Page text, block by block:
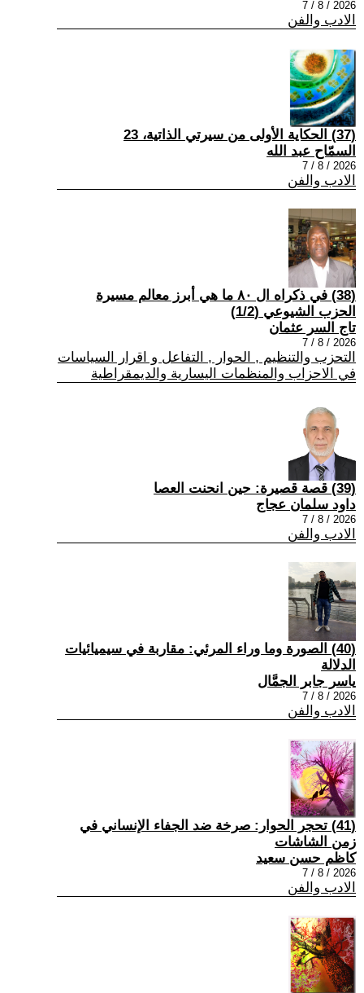
2026 / 8 / 7
الادب والفن
(37) الحكاية الأولى من سيرتي الذاتية، 23
السمّاح عبد الله
2026 / 8 / 7
الادب والفن
(38) في ذكراه ال ٨٠ ما هي أبرز معالم مسيرة
الحزب الشيوعي (1/2)
تاج السر عثمان
2026 / 8 / 7
التحزب والتنظيم , الحوار , التفاعل و اقرار السياسات
في الاحزاب والمنظمات اليسارية والديمقراطية
(39) قصة قصيرة: حين انحنت العصا
داود سلمان عجاج
2026 / 8 / 7
الادب والفن
(40) الصورة وما وراء المرئي: مقاربة في سيميائيات
الدلالة
ياسر جابر الجمَّال
2026 / 8 / 7
الادب والفن
(41) تحجر الحوار: صرخة ضد الجفاء الإنساني في
زمن الشاشات
كاظم حسن سعيد
2026 / 8 / 7
الادب والفن